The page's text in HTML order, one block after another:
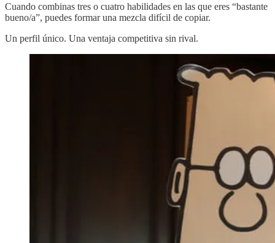
Cuando combinas tres o cuatro habilidades en las que eres “bastante
bueno/a”, puedes formar una mezcla difícil de copiar.
Un perfil único. Una ventaja competitiva sin rival.